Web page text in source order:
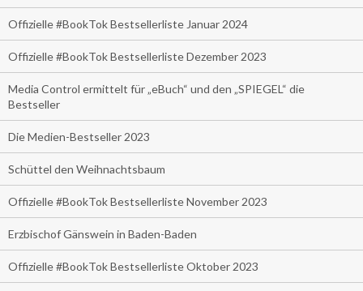
Offizielle #BookTok Bestsellerliste Januar 2024
Offizielle #BookTok Bestsellerliste Dezember 2023
Media Control ermittelt für „eBuch“ und den „SPIEGEL“ die
Bestseller
Die Medien-Bestseller 2023
Schüttel den Weihnachtsbaum
Offizielle #BookTok Bestsellerliste November 2023
Erzbischof Gänswein in Baden-Baden
Offizielle #BookTok Bestsellerliste Oktober 2023